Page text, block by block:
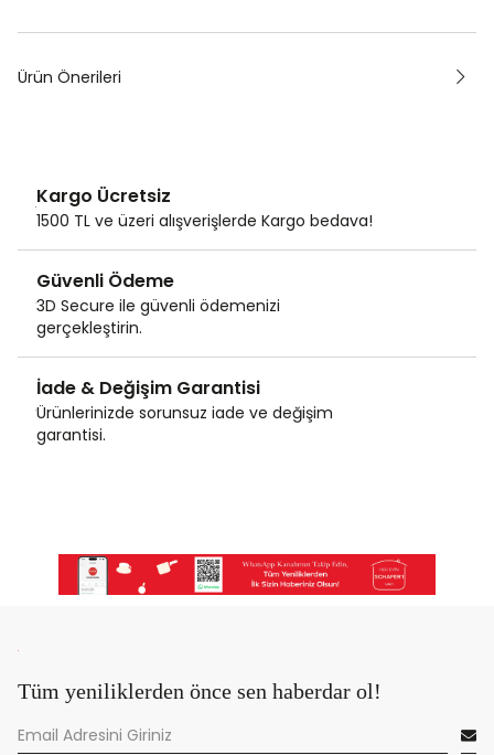
Ürün Önerileri
Kargo Ücretsiz
1500 TL ve üzeri alışverişlerde Kargo bedava!
Güvenli Ödeme
3D Secure ile güvenli ödemenizi
gerçekleştirin.
İade & Değişim Garantisi
Ürünlerinizde sorunsuz iade ve değişim
garantisi.
Tüm yeniliklerden önce sen haberdar ol!